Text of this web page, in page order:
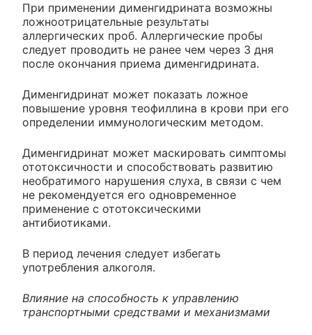
При применении дименгидрината возможны
ложноотрицательные результаты
аллергических проб. Аллергические пробы
следует проводить не ранее чем через 3 дня
после окончания приема дименгидрината.
Дименгидринат может показать ложное
повышение уровня теофиллина в крови при его
определении иммунологическим методом.
Дименгидринат может маскировать симптомы
ототоксичности и способствовать развитию
необратимого нарушения слуха, в связи с чем
не рекомендуется его одновременное
применение с ототоксическими
антибиотиками.
В период лечения следует избегать
употребления алкоголя.
Влияние на способность к управлению
транспортными средствами и механизмами